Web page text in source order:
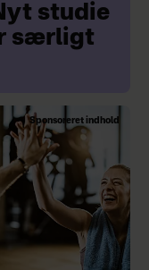
studie
særligt
Sponsoreret indhold